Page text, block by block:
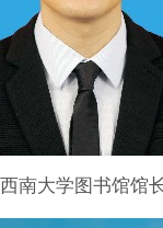
南大学图书馆馆